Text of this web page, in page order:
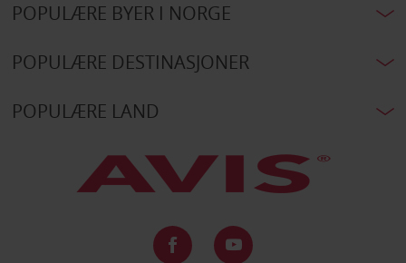
POPULÆRE BYER I NORGE
POPULÆRE DESTINASJONER
POPULÆRE LAND